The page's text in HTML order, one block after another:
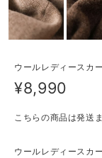
ウールレディースカ
¥8,990
こちらの商品は発送
ウールレディースカ